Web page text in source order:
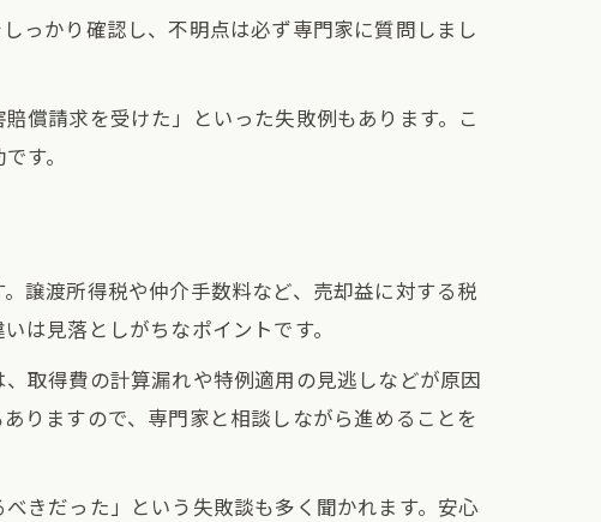
っかり確認し、不明点は必ず専門家に質問しまし
償請求を受けた」といった失敗例もあります。こ
す。
譲渡所得税や仲介手数料など、売却益に対する税
は見落としがちなポイントです。
取得費の計算漏れや特例適用の見逃しなどが原因
りますので、専門家と相談しながら進めることを
きだった」という失敗談も多く聞かれます。安心